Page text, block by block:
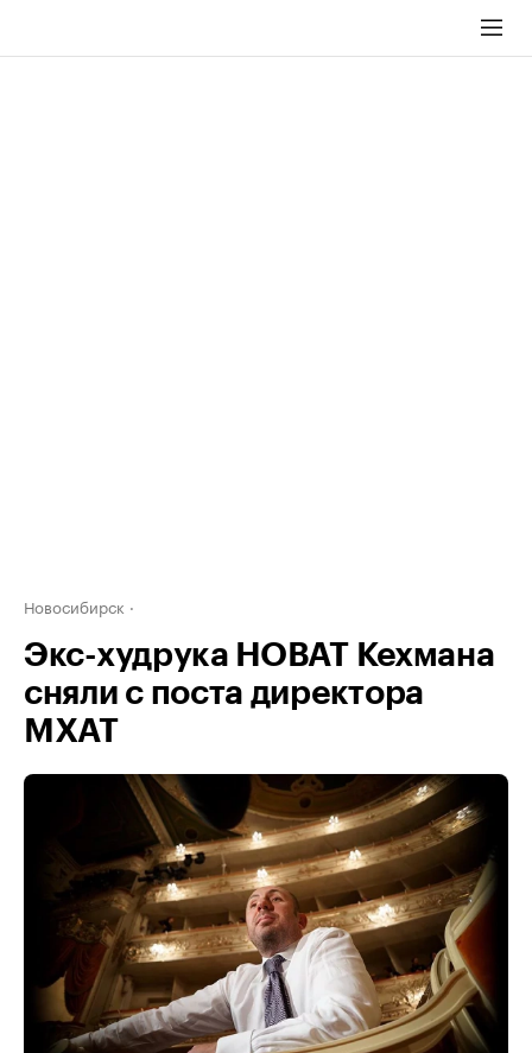
Новосибирск
Экс-худрука НОВАТ Кехмана
сняли с поста директора
МХАТ